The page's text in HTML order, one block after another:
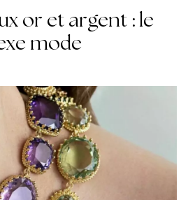
or et argent : le
mode